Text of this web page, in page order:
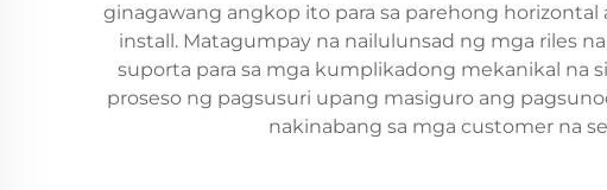
ginagawang angkop ito para sa parehong
install. Matagumpay na nailulunsad ng mga riles
suporta para sa mga kumplikadong mekanikal na
proseso ng pagsusuri upang masiguro ang
nakinabang sa mga customer na